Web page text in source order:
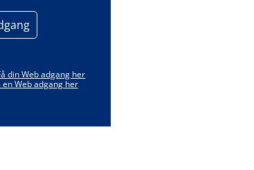
din Web adgang her
Web adgang her